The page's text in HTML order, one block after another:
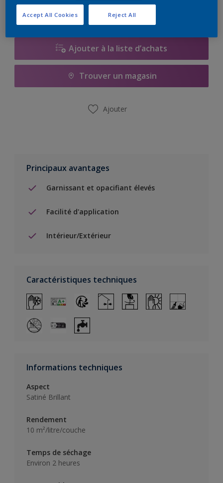
Ajouter à la liste d’achats
Trouver un magasin
Ajouter
Principaux avantages
Garnissant et opacifiant élevés
Facilité d'application
Intérieur/Extérieur
Caractéristiques techniques
Informations techniques
Aspect
Satiné Brillant
Rendement
10 m²/litre/couche
Temps de séchage
Environ 2 heures
Reject All
Accept All Cookies